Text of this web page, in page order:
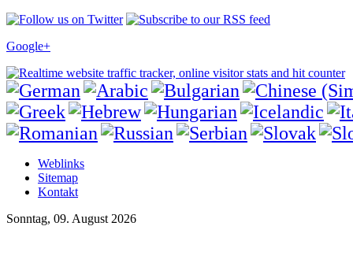
Google+
Weblinks
Sitemap
Kontakt
Sonntag, 09. August 2026